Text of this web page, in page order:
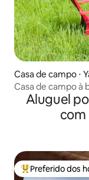
Casa de campo ⋅
Casa de campo à
pescaAluguel
com
Entre os
Preferido dos